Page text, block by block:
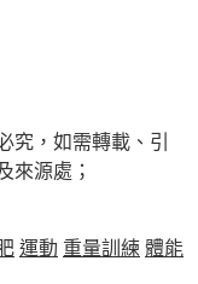
究，如需轉載、引
來源處；
運動 重量訓練 體能